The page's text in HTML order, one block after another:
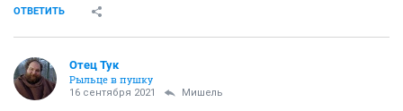
ОТВЕТИТЬ
Отец Тук
Рыльце в пушку
16 сентября 2021 Мишель